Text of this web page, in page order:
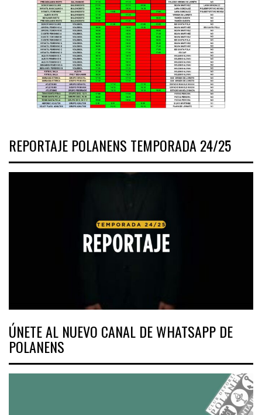
REPORTAJE POLANENS TEMPORADA 24/25
ÚNETE AL NUEVO CANAL DE WHATSAPP DE
POLANENS